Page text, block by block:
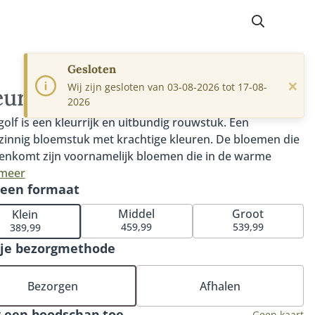
is een kleurrijk en uitbundig rouwstuk. Een
bloemstuk met krachtige kleuren. De bloemen die
zijn voornamelijk bloemen die in de warme
van het jaar volop aanwezig zijn. Het rouwstuk is
in 100cm (klein, 120cm (middel) en 140cm (groot).
te weten: iedere bestelling met rouwwerk wordt door
klantenservice medewerkers persoonlijk en handmatig
Hiermee garanderen wij dat het rouwstuk
naar wens wordt samengesteld. Onze Fleurop
(bij een kerk, rouwcentrum of crematorium). Je hoeft
niet zelf op te halen bij de bloemist. Onze
formaat
Klein
389,99
Middel
459,99
Groot
539,99
bezorgmethode
Bezorgen Afhalen
Gesloten
Wij zijn gesloten van 03-08-2026 tot 17-08-
2026
×